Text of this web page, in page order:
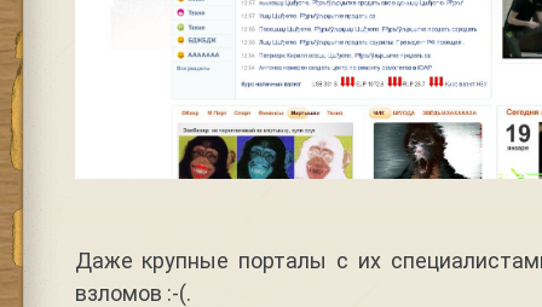
Даже крупные порталы с их
взломов :-(.